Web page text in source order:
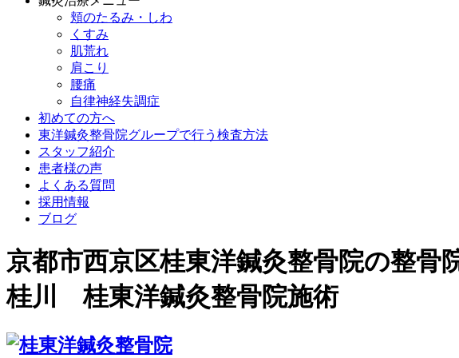
頬のたるみ・しわ
くすみ
肌荒れ
肩こり
腰痛
自律神経失調症
初めての方へ
東洋鍼灸整骨院グループで行う検査方法
スタッフ紹介
患者様の声
よくある質問
採用情報
ブログ
京都市西京区桂東洋鍼灸整骨院の整
桂川 桂東洋鍼灸整骨院施術